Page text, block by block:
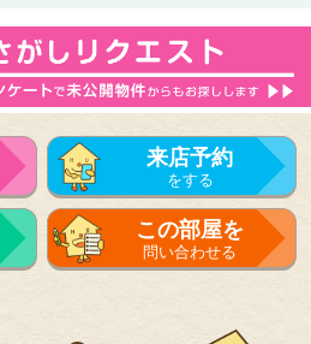
来店予約
をする
この部屋を
問い合わせる